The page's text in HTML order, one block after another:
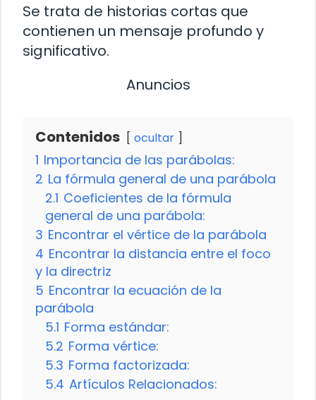
Se trata de historias cortas que
contienen un mensaje profundo y
significativo.
Anuncios
Contenidos ocultar
1 Importancia de las parábolas:
2 La fórmula general de una parábola
2.1 Coeficientes de la fórmula
general de una parábola:
3 Encontrar el vértice de la parábola
4 Encontrar la distancia entre el foco
y la directriz
5 Encontrar la ecuación de la
parábola
5.1 Forma estándar:
5.2 Forma vértice:
5.3 Forma factorizada:
5.4 Artículos Relacionados: